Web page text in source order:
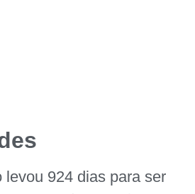
levou 924 dias para ser